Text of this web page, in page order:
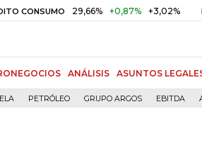
29,66% +0,87% +3,02% DTF
ANÁLISIS ASUNTOS
PETRÓLEO GRUPO ARGOS EBITDA